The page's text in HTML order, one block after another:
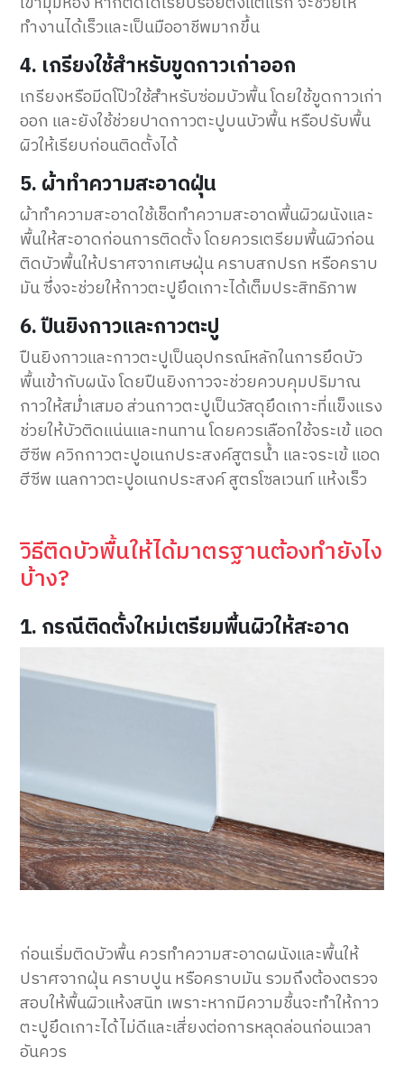
ทำงานได้เร็วและเป็นมืออาชีพมากขึ้น
4. เกรียงใช้สำหรับขูดกาวเก่าออก
เกรียงหรือมีดโป๊วใช้สำหรับซ่อมบัวพื้น โดยใช้ขูดกาวเก่า
ออก และยังใช้ช่วยปาดกาวตะปูบนบัวพื้น หรือปรับพื้น
ผิวให้เรียบก่อนติดตั้งได้
5. ผ้าทำความสะอาดฝุ่น
ผ้าทำความสะอาดใช้เช็ดทำความสะอาดพื้นผิวผนังและ
พื้นให้สะอาดก่อนการติดตั้ง โดยควรเตรียมพื้นผิวก่อน
ติดบัวพื้นให้ปราศจากเศษฝุ่น คราบสกปรก หรือคราบ
มัน ซึ่งจะช่วยให้กาวตะปูยึดเกาะได้เต็มประสิทธิภาพ
6. ปืนยิงกาวและกาวตะปู
ปืนยิงกาวและกาวตะปูเป็นอุปกรณ์หลักในการยึดบัว
พื้นเข้ากับผนัง โดยปืนยิงกาวจะช่วยควบคุมปริมาณ
กาวให้สม่ำเสมอ ส่วนกาวตะปูเป็นวัสดุยึดเกาะที่แข็งแรง
ช่วยให้บัวติดแน่นและทนทาน โดยควรเลือกใช้จระเข้ แอด
ฮีซีพ ควิกกาวตะปูอเนกประสงค์สูตรน้ำ และจระเข้ แอด
ฮีซีพ เนลกาวตะปูอเนกประสงค์ สูตรโซลเวนท์ แห้งเร็ว
วิธีติดบัวพื้นให้ได้มาตรฐานต้องทำยังไง
บ้าง?
1. กรณีติดตั้งใหม่เตรียมพื้นผิวให้สะอาด
ก่อนเริ่มติดบัวพื้น ควรทำความสะอาดผนังและพื้นให้
ปราศจากฝุ่น คราบปูน หรือคราบมัน รวมถึงต้องตรวจ
สอบให้พื้นผิวแห้งสนิท เพราะหากมีความชื้นจะทำให้กาว
ตะปูยึดเกาะได้ไม่ดีและเสี่ยงต่อการหลุดล่อนก่อนเวลา
อันควร